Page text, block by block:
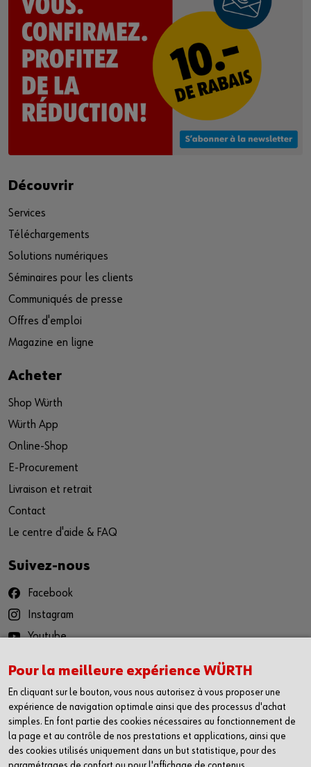
Découvrir
Services
Téléchargements
Solutions numériques
Séminaires pour les clients
Communiqués de presse
Offres d'emploi
Magazine en ligne
Acheter
Shop Würth
Würth App
Online-Shop
E-Procurement
Livraison et retrait
Contact
Le centre d'aide & FAQ
Suivez-nous
Facebook
Instagram
Youtube
Würth App
pour iOS
pour Android
Pour la meilleure expérience WÜRTH
En cliquant sur le bouton, vous nous autorisez à vous proposer une
expérience de navigation optimale ainsi que des processus d'achat
simples. En font partie des cookies nécessaires au fonctionnement de
la page et au contrôle de nos prestations et applications, ainsi que
des cookies utilisés uniquement dans un but statistique, pour des